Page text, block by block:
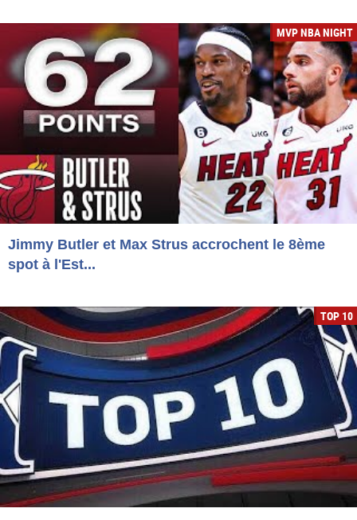
MVP NBA NIGHT
Jimmy Butler et Max Strus accrochent le 8ème
spot à l'Est...
TOP 10